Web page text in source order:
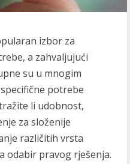
izbor za
a zahvaljujući
su u mnogim
potrebe
li udobnost,
za složenije
različitih vrsta
odabir pravog rješenja.